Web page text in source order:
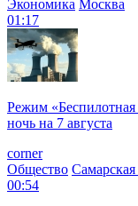
Экономика Москва
01:17
Режим «Беспилотная
ночь на 7 августа
corner
Общество Самарская
00:54